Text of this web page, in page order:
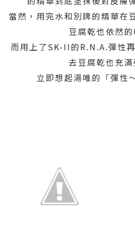
當然，用完水和別牌的精華在
豆腐乾也依然
而用上了SK-II的R.N.A.彈性
去豆腐乾也充滿
立即想起湯唯的「彈性